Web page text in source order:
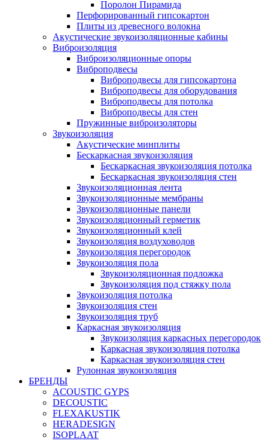
Поролон Пирамида
Перфорированный гипсокартон
Плиты из древесного волокна
Акустические звукоизоляционные кабины
Виброизоляция
Виброизоляционные опоры
Виброподвесы
Виброподвесы для гипсокартона
Виброподвесы для оборудования
Виброподвесы для потолка
Виброподвесы для стен
Пружинные виброизоляторы
Звукоизоляция
Акустические минплиты
Бескаркасная звукоизоляция
Бескаркасная звукоизоляция потолка
Бескаркасная звукоизоляция стен
Звукоизоляционная лента
Звукоизоляционные мембраны
Звукоизоляционные панели
Звукоизоляционный герметик
Звукоизоляционный клей
Звукоизоляция воздуховодов
Звукоизоляция перегородок
Звукоизоляция пола
Звукоизоляционная подложка
Звукоизоляция под стяжку пола
Звукоизоляция потолка
Звукоизоляция стен
Звукоизоляция труб
Каркасная звукоизоляция
Звукоизоляция каркасных перегородок
Каркасная звукоизоляция потолка
Каркасная звукоизоляция стен
Рулонная звукоизоляция
БРЕНДЫ
ACOUSTIC GYPS
DECOUSTIC
FLEXAKUSTIK
HERADESIGN
ISOPLAAT